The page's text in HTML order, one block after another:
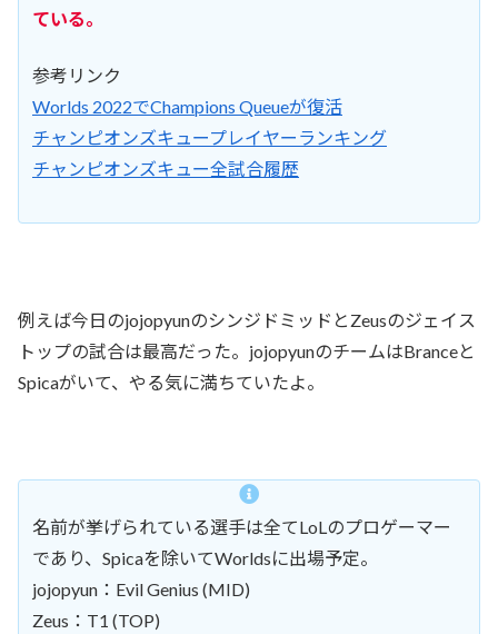
ている。
参考リンク
Worlds 2022でChampions Queueが復活
チャンピオンズキュープレイヤーランキング
チャンピオンズキュー全試合履歴
例えば今日のjojopyunのシンジドミッドとZeusのジェイス
トップの試合は最高だった。jojopyunのチームはBranceと
Spicaがいて、やる気に満ちていたよ。
名前が挙げられている選手は全てLoLのプロゲーマー
であり、Spicaを除いてWorldsに出場予定。
jojopyun：Evil Genius (MID)
Zeus：T1 (TOP)